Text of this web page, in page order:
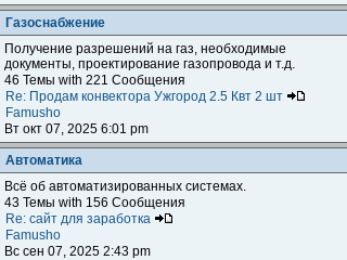
Газоснабжение
Получение разрешений на газ, необходимые
документы, проектирование газопровода и т.д.
46 Темы with 221 Сообщения
Re: Продам конвектора Ужгород 2.5 Квт 2 шт
Famusho
Вт окт 07, 2025 6:01 pm
Автоматика
Всё об автоматизированных системах.
43 Темы with 156 Сообщения
Re: сайт для заработка
Famusho
Вс сен 07, 2025 2:43 pm